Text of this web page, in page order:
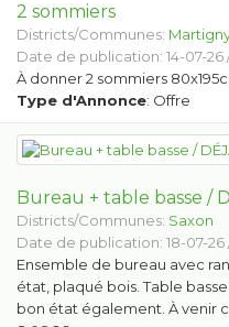
2 sommiers
Districts/Communes:
Date de publication: 14-07-26
À donner 2 sommiers
Type d'Annonce: Offre
Bureau + table basse /
Districts/Communes: Saxon
Date de publication: 18-07-26
Ensemble de bureau avec
état, plaqué bois. Table
bon état également. À venir